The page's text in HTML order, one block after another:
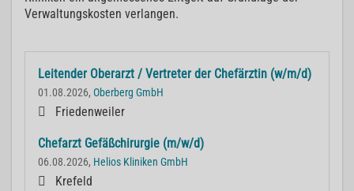
Verwaltungskosten verlangen.
Leitender Oberarzt / Vertreter der Chefärztin (w/m/d)
01.08.2026, Oberberg GmbH
Friedenweiler
Chefarzt Gefäßchirurgie (m/w/d)
06.08.2026, Helios Kliniken GmbH
Krefeld